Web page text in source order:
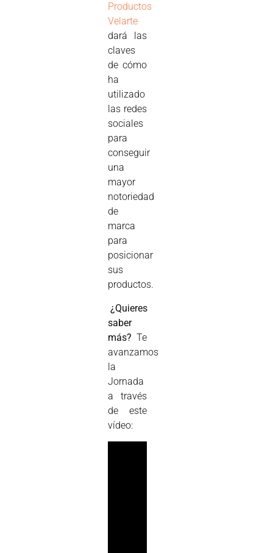
Productos
Velarte
dará las
claves
de cómo
ha
utilizado
las redes
sociales
para
conseguir
una
mayor
notoriedad
de
marca
para
posicionar
sus
productos.
¿Quieres
saber
más? Te
avanzamos
la
Jornada
a través
de este
vídeo: